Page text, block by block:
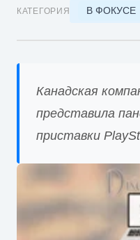
КАТЕГОРИЯ В ФОКУСЕ
Канадская
представила
приставки